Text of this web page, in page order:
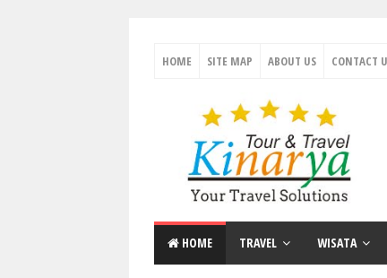
HOME SITE MAP ABOUT US CONTACT
HOME TRAVEL WISATA